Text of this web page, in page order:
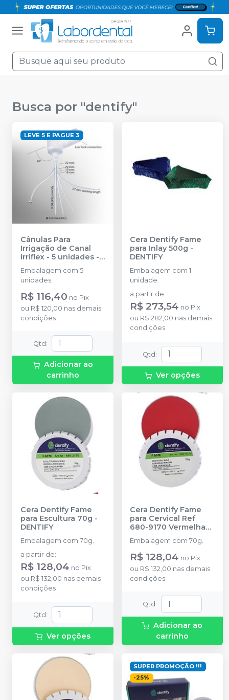
Busca por "dentify"
LEVE 5 E PAGUE 3
Cânulas Para
Irrigação de Canal
Irriflex - 5 unidades -
PRODUITS DENTAIRES
Embalagem com 5
unidades.
R$ 116,40 no Pix
ou R$ 120,00 nas demais
condições
Qtd:
Adicionar ao
carrinho
Cera Dentify Fame
para Inlay 500g -
DENTIFY
Embalagem com 1
unidade.
a partir de:
R$ 273,54 no Pix
ou R$ 282,00 nas demais
condições
Qtd:
Ver opções
Cera Dentify Fame
para Escultura 70g -
DENTIFY
Embalagem com 70g.
a partir de:
R$ 128,04 no Pix
ou R$ 132,00 nas demais
condições
Qtd :
Ver opções
Cera Dentify Fame
para Cervical Ref
680-9170 Vermelha
70g
-
Embalagem com 70g.
R$ 128,04 no Pix
ou R$ 132,00 nas demais
condições
Qtd :
Adicionar ao
carrinho
SUPER PROMOÇÃO !!!
-25%